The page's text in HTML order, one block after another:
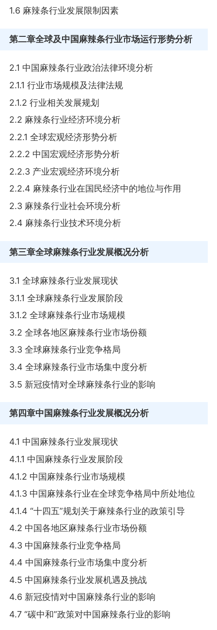
1.6 麻辣条行业发展限制因素
第二章全球及中国麻辣条行业市场运行形势分析
2.1 中国麻辣条行业政治法律环境分析
2.1.1 行业市场规模及法律法规
2.1.2 行业相关发展规划
2.2 麻辣条行业经济环境分析
2.2.1 全球宏观经济形势分析
2.2.2 中国宏观经济形势分析
2.2.3 产业宏观经济环境分析
2.2.4 麻辣条行业在国民经济中的地位与作用
2.3 麻辣条行业社会环境分析
2.4 麻辣条行业技术环境分析
第三章全球麻辣条行业发展概况分析
3.1 全球麻辣条行业发展现状
3.1.1 全球麻辣条行业发展阶段
3.1.2 全球麻辣条行业市场规模
3.2 全球各地区麻辣条行业市场份额
3.3 全球麻辣条行业竞争格局
3.4 全球麻辣条行业市场集中度分析
3.5 新冠疫情对全球麻辣条行业的影响
第四章中国麻辣条行业发展概况分析
4.1 中国麻辣条行业发展现状
4.1.1 中国麻辣条行业发展阶段
4.1.2 中国麻辣条行业市场规模
4.1.3 中国麻辣条行业在全球竞争格局中所处地位
4.1.4 “十四五”规划关于麻辣条行业的政策引导
4.2 中国各地区麻辣条行业市场份额
4.3 中国麻辣条行业竞争格局
4.4 中国麻辣条行业市场集中度分析
4.5 中国麻辣条行业发展机遇及挑战
4.6 新冠疫情对中国麻辣条行业的影响
4.7 “碳中和”政策对中国麻辣条行业的影响